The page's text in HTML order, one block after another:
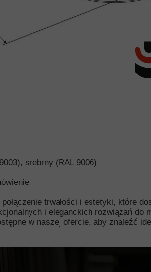
srebrny (RAL 9006)
trwałości i estetyki, które
i eleganckich rozwiązań do
w naszej ofercie, aby znaleźć